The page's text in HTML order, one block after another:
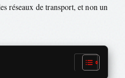
réseaux de transport, et non un